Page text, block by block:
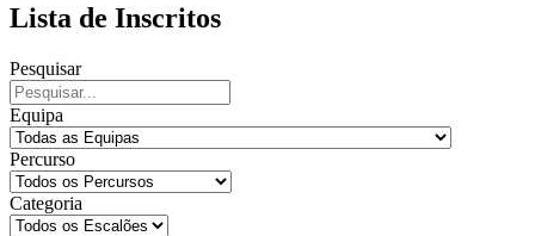
Lista de Inscritos
Pesquisar
Equipa
Percurso
Categoria